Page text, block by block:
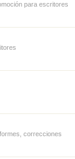
para escritores
correcciones